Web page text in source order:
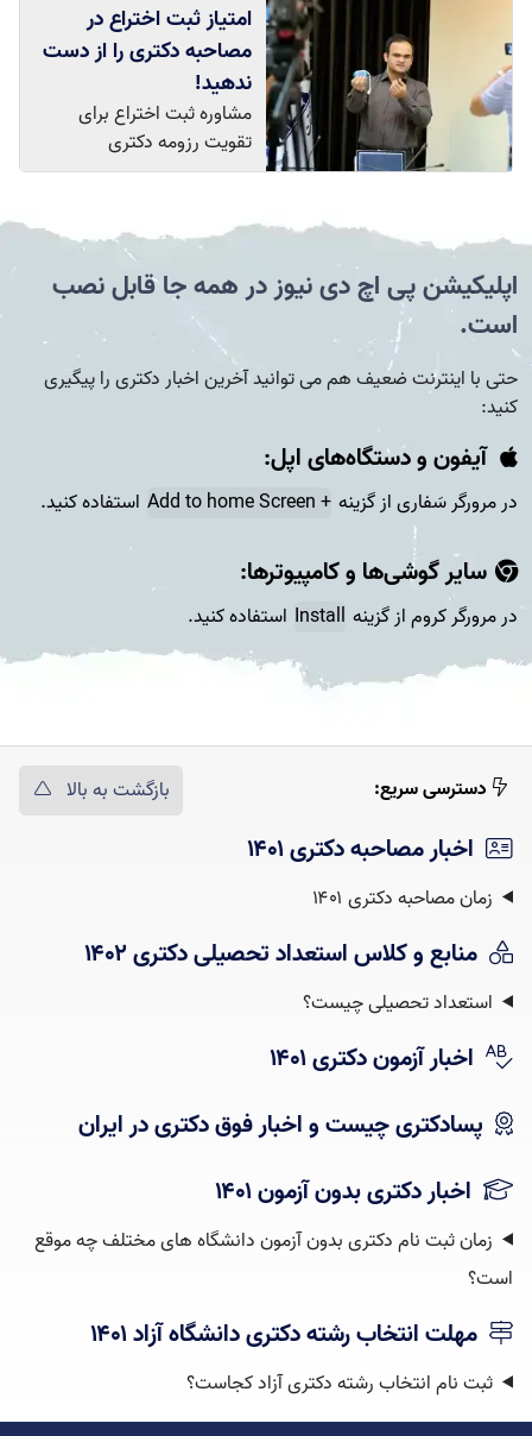
امتیاز ثبت اختراع در
مصاحبه دکتری را از دست
ندهید!
مشاوره ثبت اختراع برای
تقویت رزومه دکتری
اپلیکیشن پی اچ دی نیوز در همه جا قابل نصب
است.
حتی با اینترنت ضعیف هم می توانید آخرین اخبار دکتری را پیگیری
کنید:
آیفون و دستگاه‌های اپل:
در مرورگر سَفاری از گزینه + Add to home Screen استفاده کنید.
سایر گوشی‌ها و کامپیوتر‌ها:
در مرورگر کروم از گزینه Install استفاده کنید.
دسترسی سریع: بازگشت به بالا
اخبار مصاحبه دکتری ۱۴۰۱
زمان مصاحبه دکتری ۱۴۰۱
منابع و کلاس استعداد تحصیلی دکتری ۱۴۰۲
استعداد تحصیلی چیست؟‌
اخبار آزمون دکتری ۱۴۰۱
پسادکتری چیست و اخبار فوق دکتری در ایران
اخبار دکتری بدون آزمون ۱۴۰۱
زمان ثبت نام دکتری بدون آزمون دانشگاه های مختلف چه موقع
است؟
مهلت انتخاب رشته دکتری دانشگاه آزاد ۱۴۰۱
ثبت نام انتخاب رشته دکتری آزاد کجاست؟